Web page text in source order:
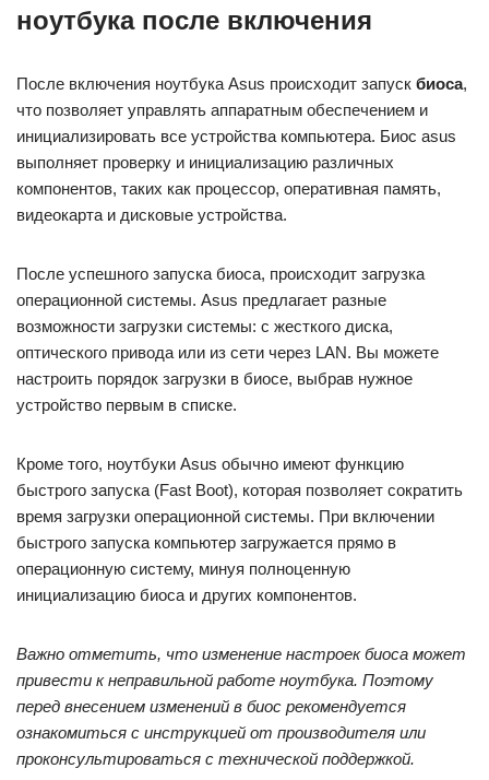
ноутбука после включения
После включения ноутбука Asus происходит запуск биоса,
что позволяет управлять аппаратным обеспечением и
инициализировать все устройства компьютера. Биос asus
выполняет проверку и инициализацию различных
компонентов, таких как процессор, оперативная память,
видеокарта и дисковые устройства.
После успешного запуска биоса, происходит загрузка
операционной системы. Asus предлагает разные
возможности загрузки системы: с жесткого диска,
оптического привода или из сети через LAN. Вы можете
настроить порядок загрузки в биосе, выбрав нужное
устройство первым в списке.
Кроме того, ноутбуки Asus обычно имеют функцию
быстрого запуска (Fast Boot), которая позволяет сократить
время загрузки операционной системы. При включении
быстрого запуска компьютер загружается прямо в
операционную систему, минуя полноценную
инициализацию биоса и других компонентов.
Важно отметить, что изменение настроек биоса может
привести к неправильной работе ноутбука. Поэтому
перед внесением изменений в биос рекомендуется
ознакомиться с инструкцией от производителя или
проконсультироваться с технической поддержкой.